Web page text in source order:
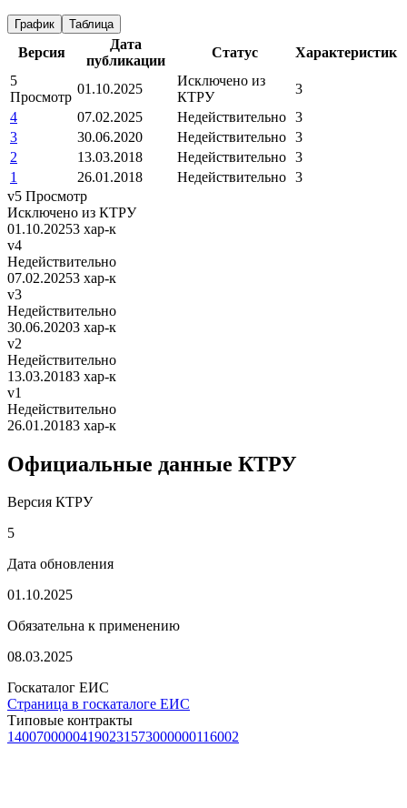
График Таблица
Версия
Дата
публикации
Статус
Характеристик
5
Просмотр
01.10.2025
Исключено из
КТРУ
3
4
07.02.2025 Недействительно 3
3
30.06.2020 Недействительно 3
2
13.03.2018 Недействительно 3
1
26.01.2018 Недействительно 3
v5 Просмотр
Исключено из КТРУ
01.10.20253 хар-к
v4
Недействительно
07.02.20253 хар-к
v3
Недействительно
30.06.20203 хар-к
v2
Недействительно
13.03.20183 хар-к
v1
Недействительно
26.01.20183 хар-к
Официальные данные КТРУ
Версия КТРУ
5
Дата обновления
01.10.2025
Обязательна к применению
08.03.2025
Госкаталог ЕИС
Страница в госкаталоге ЕИС
Типовые контракты
14007000004190231573000000116002